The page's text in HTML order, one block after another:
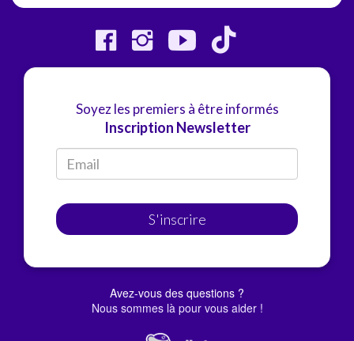
Soyez les premiers à être informés
Inscription Newsletter
S'inscrire
Avez-vous des questions ?
Nous sommes là pour vous aider !